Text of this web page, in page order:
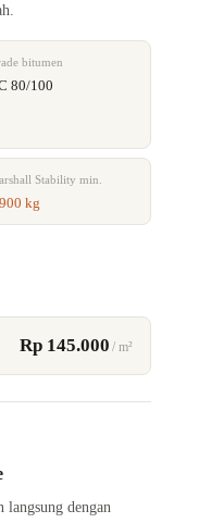
bitumen
80/100
Stability min.
kg
Rp 145.000 / m²
langsung dengan